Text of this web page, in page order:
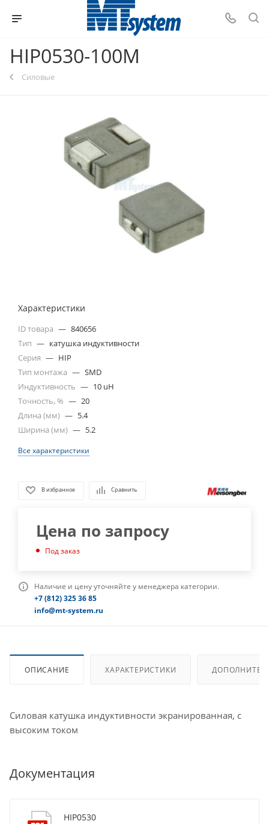
HIP0530-100M
Силовые
Характеристики
ID товара — 840656
Тип — катушка индуктивности
Серия — HIP
Тип монтажа — SMD
Индуктивность — 10 uH
Точность, % — 20
Длина (мм) — 5.4
Ширина (мм) — 5.2
Все характеристики
В избранное Сравнить
Цена по запросу
Под заказ
Наличие и цену уточняйте у менеджера категории.
+7 (812) 325 36 85
info@mt-system.ru
ОПИСАНИЕ ХАРАКТЕРИСТИКИ
Силовая катушка индуктивности экранированная, с
высоким током
Документация
HIP0530